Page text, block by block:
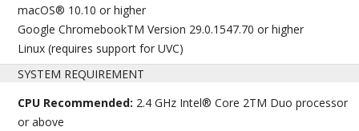
macOS® 10.10 or higher
Google ChromebookTM Version 29.0.1547.70 or higher
Linux (requires support for UVC)
SYSTEM REQUIREMENT
CPU Recommended: 2.4 GHz Intel® Core 2TM Duo processor
or above